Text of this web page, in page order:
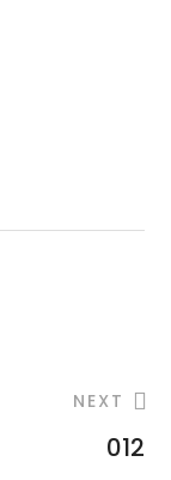
NEXT
012